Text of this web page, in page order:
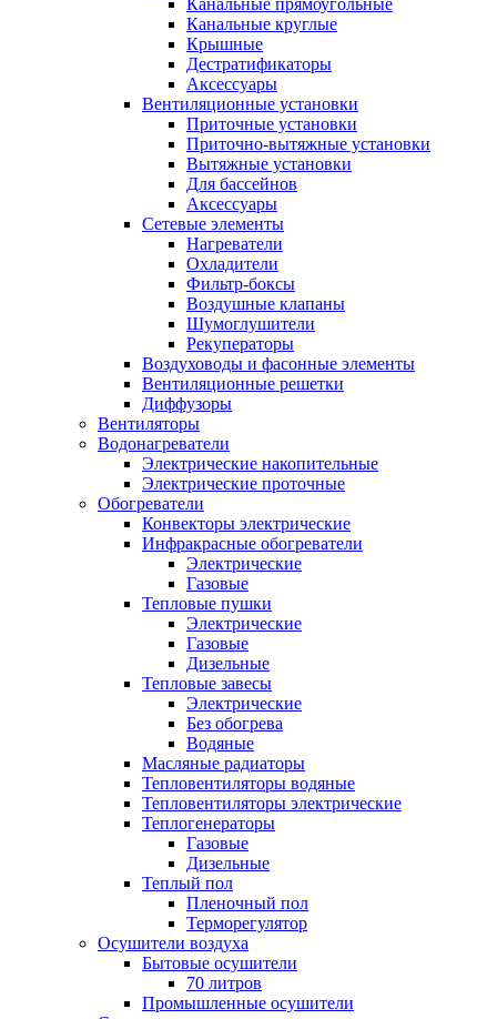
Канальные прямоугольные
Канальные круглые
Крышные
Дестратификаторы
Аксессуары
Вентиляционные установки
Приточные установки
Приточно-вытяжные установки
Вытяжные установки
Для бассейнов
Аксессуары
Сетевые элементы
Нагреватели
Охладители
Фильтр-боксы
Воздушные клапаны
Шумоглушители
Рекуператоры
Воздуховоды и фасонные элементы
Вентиляционные решетки
Диффузоры
Вентиляторы
Водонагреватели
Электрические накопительные
Электрические проточные
Обогреватели
Конвекторы электрические
Инфракрасные обогреватели
Электрические
Газовые
Тепловые пушки
Электрические
Газовые
Дизельные
Тепловые завесы
Электрические
Без обогрева
Водяные
Масляные радиаторы
Тепловентиляторы водяные
Тепловентиляторы электрические
Теплогенераторы
Газовые
Дизельные
Теплый пол
Пленочный пол
Терморегулятор
Осушители воздуха
Бытовые осушители
70 литров
Промышленные осушители